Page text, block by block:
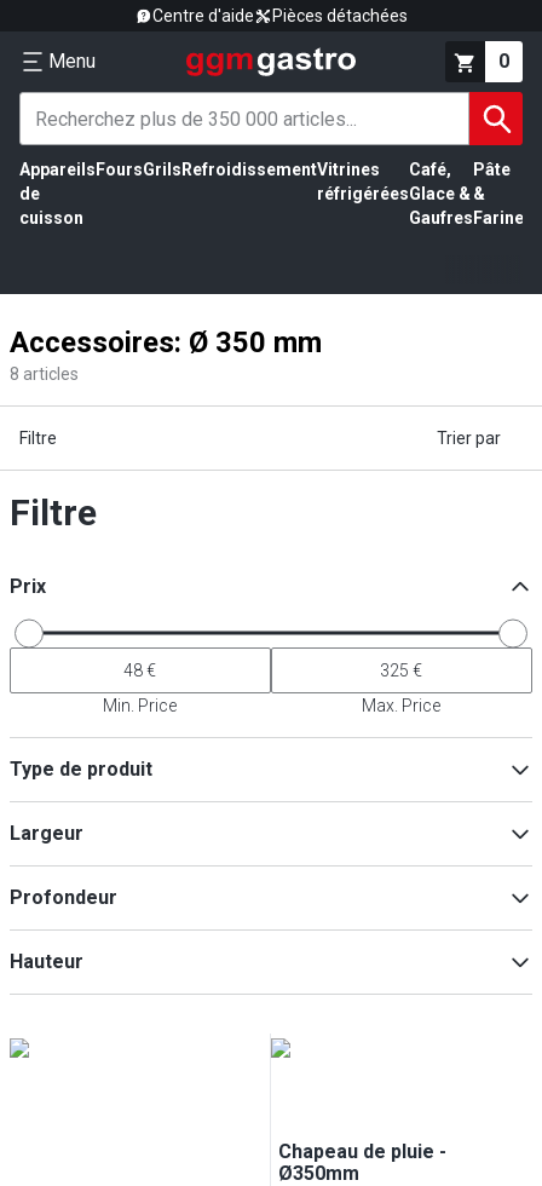
Centre d'aide Pièces détachées
Menu 0
Appareils
de
cuisson
FoursGrils RefroidissementVitrines
réfrigérées
Café,
Glace &
Gaufres
Pâte
&
Farine
Accessoires: Ø 350 mm
8 articles
Filtre Trier par
Filtre
Prix
Min. Price Max. Price
Type de produit
Chapeaux de cheminée
Largeur
Profondeur
Hauteur
Chapeau de pluie -
Ø350mm